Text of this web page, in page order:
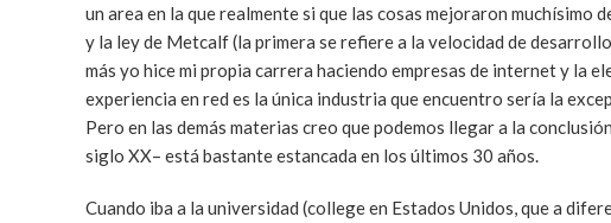
un area en la que realmente si que las cosas mejoraron
y la ley de Metcalf (la primera se refiere a la velocidad de
más yo hice mi propia carrera haciendo empresas de internet y la
experiencia en red es la única industria que encuentro sería la
Pero en las demás materias creo que podemos llegar a la
siglo XX– está bastante estancada en los últimos 30 años.
Cuando iba a la universidad (college en Estados Unidos, que a